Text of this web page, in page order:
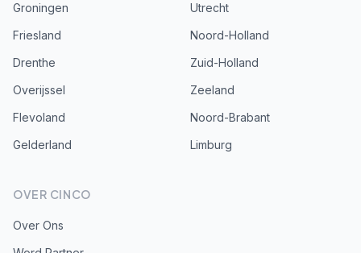
Groningen
Friesland
Drenthe
Overijssel
Flevoland
Gelderland
Utrecht
Noord-Holland
Zuid-Holland
Zeeland
Noord-Brabant
Limburg
OVER CINCO
Over Ons